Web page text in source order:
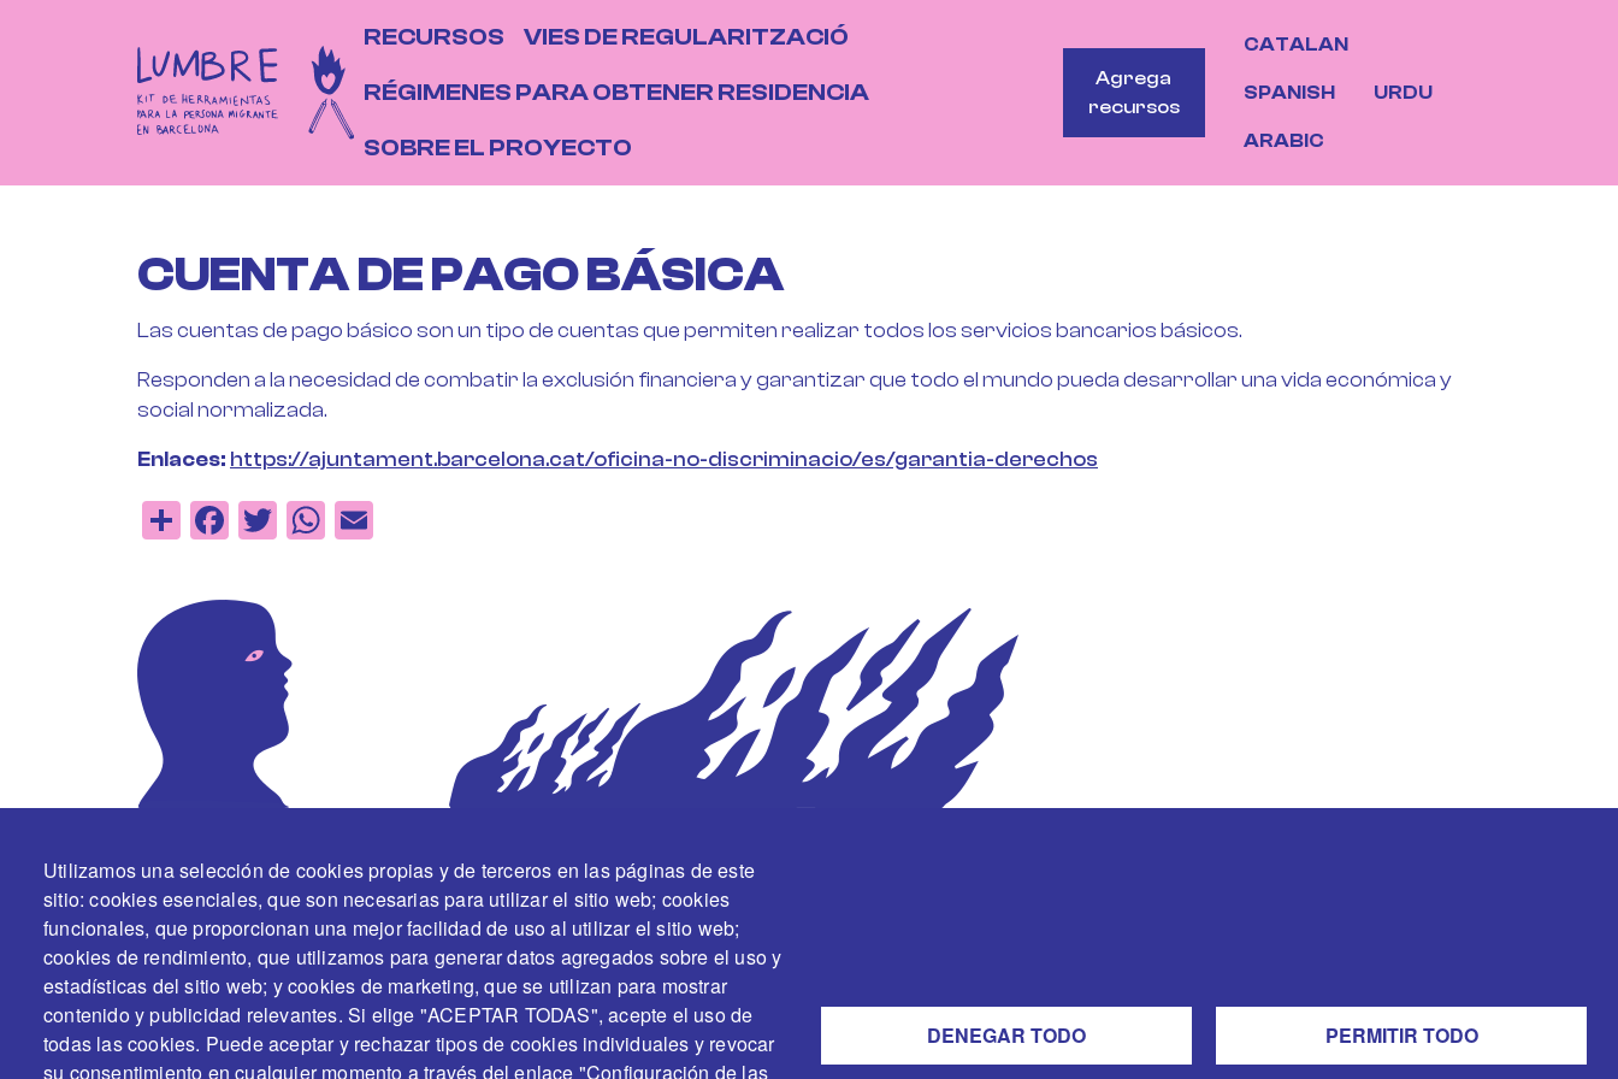
NAVEGACIÓ PRINCIPAL
RECURSOS
VIES DE REGULARITZACIÓ
RÉGIMENES PARA OBTENER RESIDENCIA
SOBRE EL PROYECTO
BOTONS
Agrega
recursos
CATALAN
SPANISH URDU
ARABIC
CUENTA DE PAGO BÁSICA
Las cuentas de pago básico son un tipo de cuentas que permiten realizar todos los servicios bancarios básicos.
Responden a la necesidad de combatir la exclusión financiera y garantizar que todo el mundo pueda desarrollar una vida económica y
social normalizada.
Enlaces https://ajuntament.barcelona.cat/oficina-no-discriminacio/es/garantia-derechos
Share
Facebook
Twitter
WhatsApp
En colaboración y con el apoyo de
Utilizamos una selección de cookies propias y de terceros en las páginas de este
sitio: cookies esenciales, que son necesarias para utilizar el sitio web; cookies
funcionales, que proporcionan una mejor facilidad de uso al utilizar el sitio web;
cookies de rendimiento, que utilizamos para generar datos agregados sobre el uso y
estadísticas del sitio web; y cookies de marketing, que se utilizan para mostrar
contenido y publicidad relevantes. Si elige "ACEPTAR TODAS", acepte el uso de
todas las cookies. Puede aceptar y rechazar tipos de cookies individuales y revocar
su consentimiento en cualquier momento a través del enlace "Configuración de las
DENEGAR TODO PERMITIR TODO